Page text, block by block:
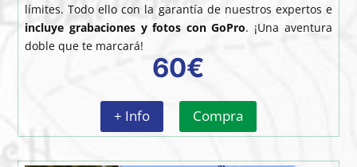
límites. Todo ello con la garantía de nuestros expertos e
incluye grabaciones y fotos con GoPro. ¡Una aventura
doble que te marcará!
60€
+ Info Compra